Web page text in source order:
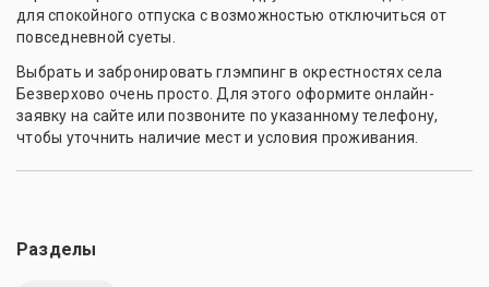
для спокойного отпуска с возможностью отключиться от
повседневной суеты.
Выбрать и забронировать глэмпинг в окрестностях села
Безверхово очень просто. Для этого оформите онлайн-
заявку на сайте или позвоните по указанному телефону,
чтобы уточнить наличие мест и условия проживания.
Разделы